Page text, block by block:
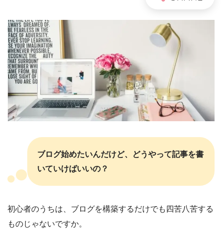
ブログ始めたいんだけど、どうやって記事を書
いていけばいいの？
初心者のうちは、ブログを構築するだけでも四苦八苦する
ものじゃないですか。